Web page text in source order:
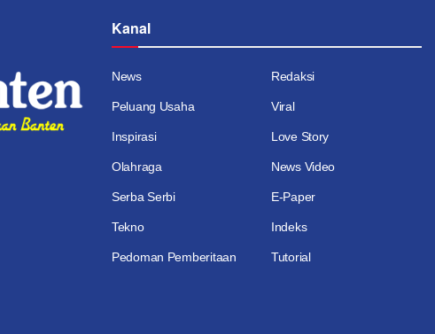
Kanal
News Redaksi
Peluang Usaha Viral
Inspirasi Love Story
Olahraga News Video
Serba Serbi E-Paper
Tekno
Pedoman Pemberitaan
Indeks
Tutorial